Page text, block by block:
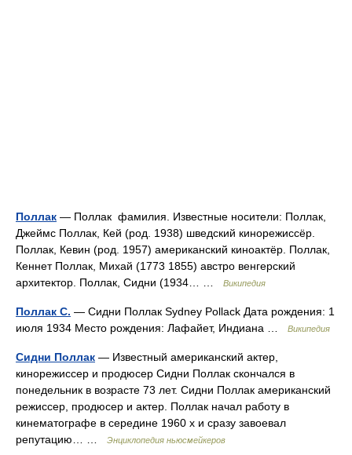
Поллак — Поллак фамилия. Известные носители: Поллак,
Джеймс Поллак, Кей (род. 1938) шведский кинорежиссёр.
Поллак, Кевин (род. 1957) американский киноактёр. Поллак,
Кеннет Поллак, Михай (1773 1855) австро венгерский
архитектор. Поллак, Сидни (1934… …
Википедия
Поллак С. — Сидни Поллак Sydney Pollack Дата рождения: 1
июля 1934 Место рождения: Лафайет, Индиана …
Википедия
Сидни Поллак — Известный американский актер,
кинорежиссер и продюсер Сидни Поллак скончался в
понедельник в возрасте 73 лет. Сидни Поллак американский
режиссер, продюсер и актер. Поллак начал работу в
кинематографе в середине 1960 х и сразу завоевал
репутацию… …
Энциклопедия ньюсмейкеров